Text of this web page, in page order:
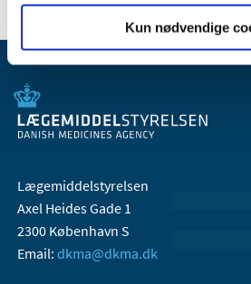
Kun nødvendige
Lægemiddelstyrelsen
Axel Heides Gade 1
2300 København S
Email: dkma@dkma.dk